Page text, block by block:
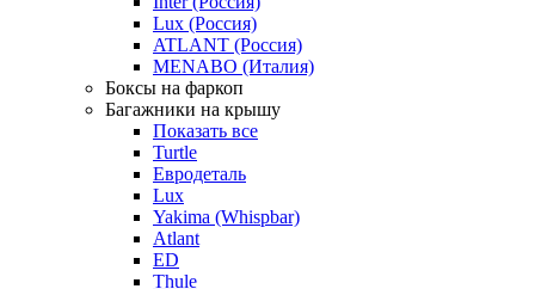
Lux (Россия)
ATLANT (Россия)
MENABO (Италия)
Боксы на фаркоп
Багажники на крышу
Показать все
Turtle
Евродеталь
Lux
Yakima (Whispbar)
Atlant
ED
Thule